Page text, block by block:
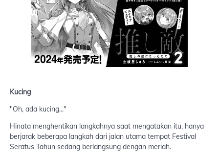
Kucing
"Oh, ada kucing..."
Hinata menghentikan langkahnya saat mengatakan itu, hanya
berjarak beberapa langkah dari jalan utama tempat Festival
Seratus Tahun sedang berlangsung dengan meriah.